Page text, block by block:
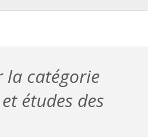
la catégorie
études des